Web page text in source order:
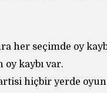
her seçimde oy
oy kaybı var.
hiçbir yerde